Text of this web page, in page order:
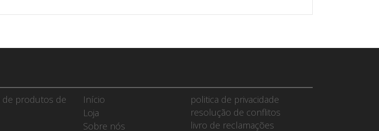
de produtos de
Início
Loja
Sobre nós
politica de privacidade
resolução de conflitos
livro de reclamações